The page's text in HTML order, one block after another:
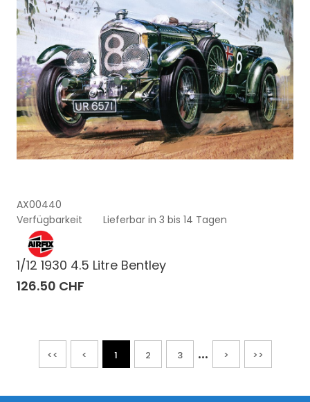
AX00440
Verfügbarkeit
Lieferbar in 3 bis 14 Tagen
1/12 1930 4.5 Litre Bentley
126.50 CHF
<< < 1 2 3 ... > >>